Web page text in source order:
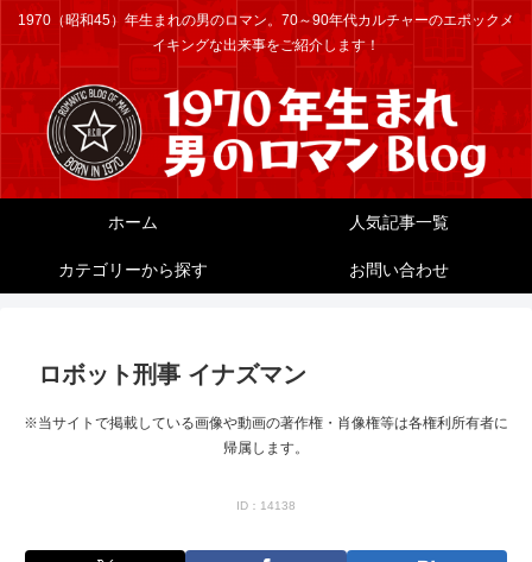
1970（昭和45）年生まれの男のロマン。70～90年代カルチャーのエポックメ
イキングな出来事をご紹介します！
ホーム 人気記事一覧
カテゴリーから探す お問い合わせ
ロボット刑事 イナズマン
※当サイトで掲載している画像や動画の著作権・肖像権等は各権利所有者に
帰属します。
ID：14138